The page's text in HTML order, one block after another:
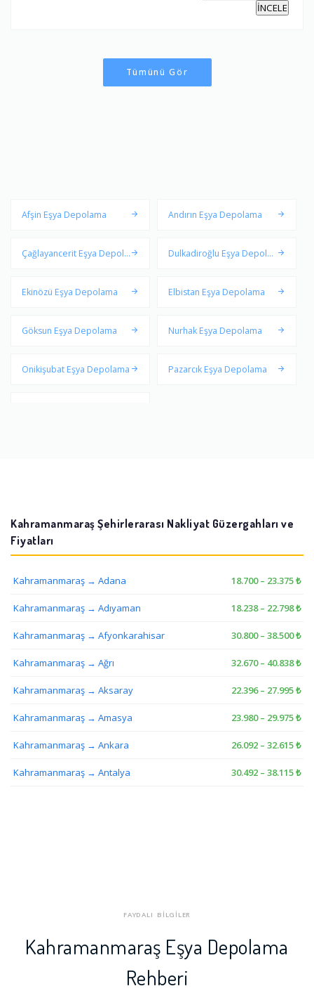
İNCELE
Tümünü Gör
Afşin Eşya Depolama Andırın Eşya Depolama
Çağlayancerit Eşya Depola
Dulkadiroğlu Eşya Depola
Ekinözü Eşya Depolama
Elbistan Eşya Depolama
Göksun Eşya Depolama Nurhak Eşya Depolama
Onikişubat Eşya Depolama Pazarcık Eşya Depolama
Kahramanmaraş Şehirlerarası Nakliyat Güzergahları ve
Fiyatları
Kahramanmaraş → Adana 18.700 – 23.375 ₺
Kahramanmaraş → Adıyaman 18.238 – 22.798 ₺
Kahramanmaraş → Afyonkarahisar 30.800 – 38.500 ₺
Kahramanmaraş → Ağrı 32.670 – 40.838 ₺
Kahramanmaraş → Aksaray 22.396 – 27.995 ₺
Kahramanmaraş → Amasya 23.980 – 29.975 ₺
Kahramanmaraş → Ankara 26.092 – 32.615 ₺
Kahramanmaraş → Antalya 30.492 – 38.115 ₺
FAYDALI BİLGİLER
Kahramanmaraş Eşya Depolama
Rehberi